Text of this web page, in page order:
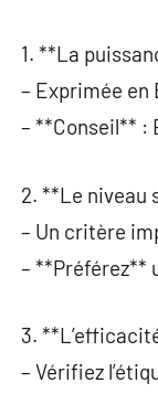
1. **La
– Exprimée en
– **Conseil** :
2. **Le niveau
– Un critère
– **Préférez**
3.
– Vérifiez